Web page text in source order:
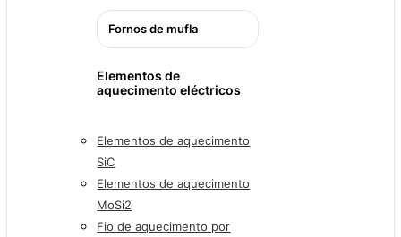
Fornos de mufla
Elementos de
aquecimento eléctricos
Elementos de aquecimento
SiC
Elementos de aquecimento
MoSi2
Fio de aquecimento por